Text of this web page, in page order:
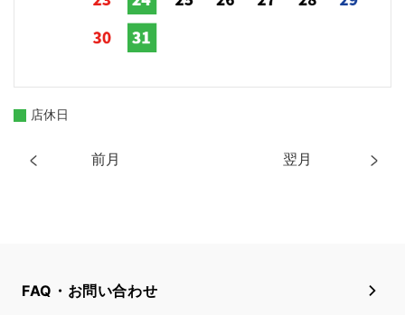
前月 翌月
店休日
FAQ・お問い合わせ